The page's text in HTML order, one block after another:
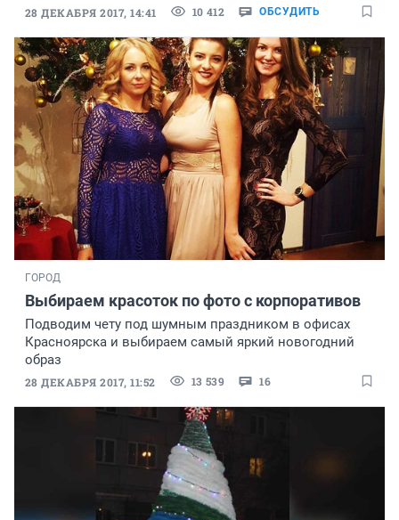
28 ДЕКАБРЯ 2017, 14:41 10 412 ОБСУДИТЬ
ГОРОД
Выбираем красоток по фото с корпоративов
Подводим чету под шумным праздником в офисах
Красноярска и выбираем самый яркий новогодний
образ
28 ДЕКАБРЯ 2017, 11:52 13 539 16